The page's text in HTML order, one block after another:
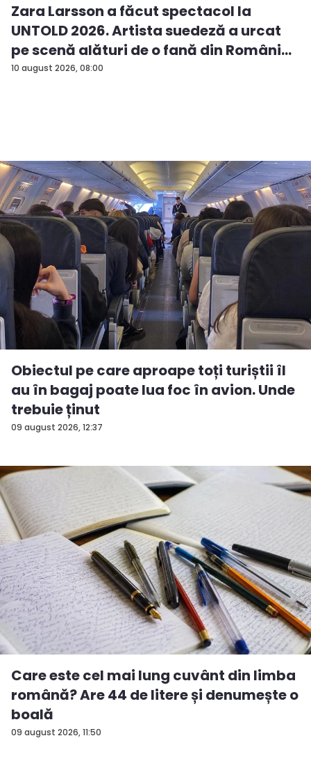
10 august 2026, 08:00
Zara Larsson a făcut spectacol la
UNTOLD 2026. Artista suedeză a urcat
pe scenă alături de o fană din Români...
09 august 2026, 12:37
Obiectul pe care aproape toți turiștii îl
au în bagaj poate lua foc în avion. Unde
trebuie ținut
09 august 2026, 11:50
Care este cel mai lung cuvânt din limba
română? Are 44 de litere și denumește o
boală